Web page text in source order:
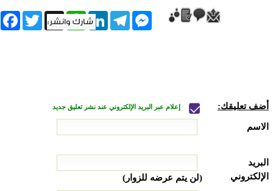
Twitter X
WhatsAppLinkedInTelegram
Messenger
أضف تعليقك: إعلام عبر البريد الإلكتروني عند نشر تعليق جديد
الاسم
البريد
الإلكتروني
(لن يتم عرضه للزوار)